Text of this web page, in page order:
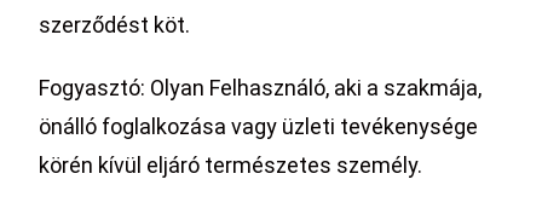
szerződést köt.
Fogyasztó: Olyan Felhasználó, aki a szakmája,
önálló foglalkozása vagy üzleti tevékenysége
körén kívül eljáró természetes személy.